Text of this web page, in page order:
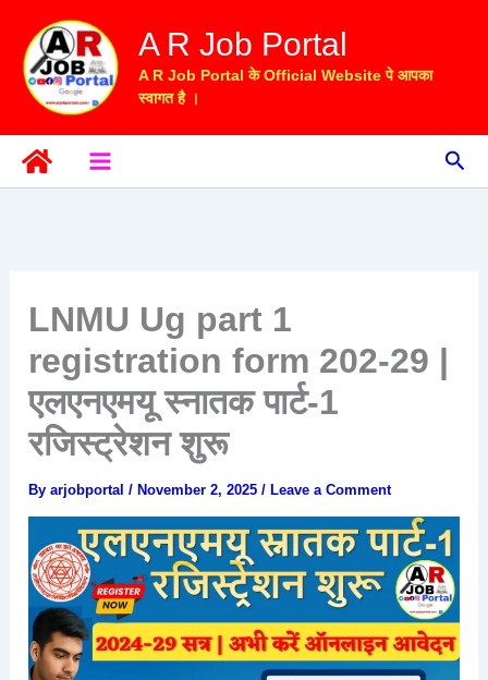
content
A R Job Portal
A R Job Portal के Official Website पे आपका
स्वागत है ।
LNMU Ug part 1
registration form 202-29 |
एलएनएमयू स्नातक पार्ट-1
रजिस्ट्रेशन शुरू
Byarjobportal/ November 2, 2025/ Leave a Comment